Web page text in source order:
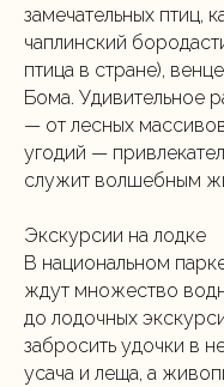
замечательных птиц,
чаплинский
птица в стране),
Бома. Удивительное
— от лесных
угодий —
служит волшебным
Экскурсии на лодке
В национальном
ждут множество
до лодочных
забросить удочки в
усача и леща, а